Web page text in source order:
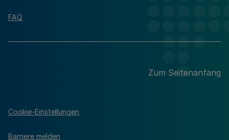
FAQ
Zum Seitenanfang
Cookie-Einstellungen
Barriere melden